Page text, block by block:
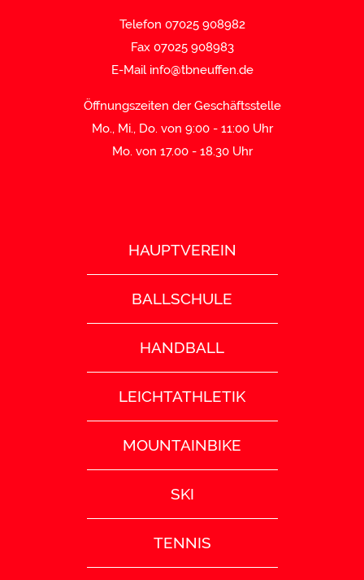
Telefon 07025 908982
Fax 07025 908983
E-Mail info@tbneuffen.de
Öffnungszeiten der Geschäftsstelle
Mo., Mi., Do. von 9:00 - 11:00 Uhr
Mo. von 17.00 - 18.30 Uhr
HAUPTVEREIN
BALLSCHULE
HANDBALL
LEICHTATHLETIK
MOUNTAINBIKE
SKI
TENNIS